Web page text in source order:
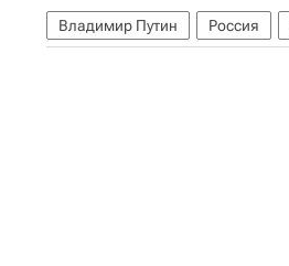
Владимир Путин Россия